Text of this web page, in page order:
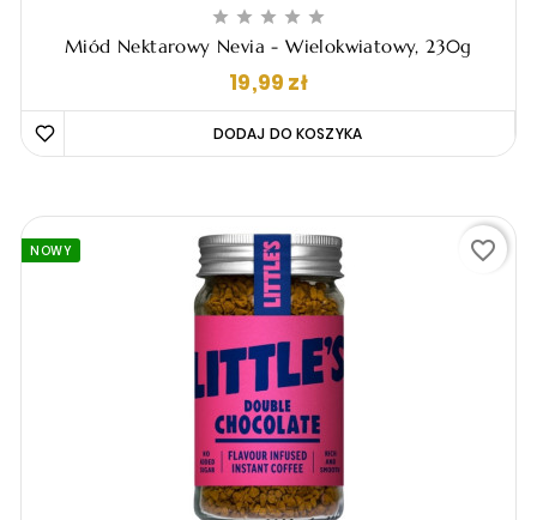
    
Miód Nektarowy Nevia - Wielokwiatowy, 230g
19,99 złCena
NOWY favorite_border